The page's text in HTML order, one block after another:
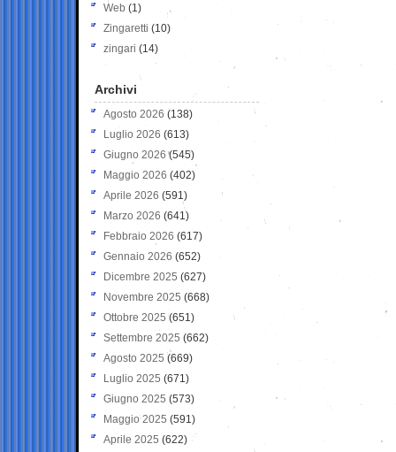
Web (1)
Zingaretti (10)
zingari (14)
Archivi
Agosto 2026 (138)
Luglio 2026 (613)
Giugno 2026 (545)
Maggio 2026 (402)
Aprile 2026 (591)
Marzo 2026 (641)
Febbraio 2026 (617)
Gennaio 2026 (652)
Dicembre 2025 (627)
Novembre 2025 (668)
Ottobre 2025 (651)
Settembre 2025 (662)
Agosto 2025 (669)
Luglio 2025 (671)
Giugno 2025 (573)
Maggio 2025 (591)
Aprile 2025 (622)